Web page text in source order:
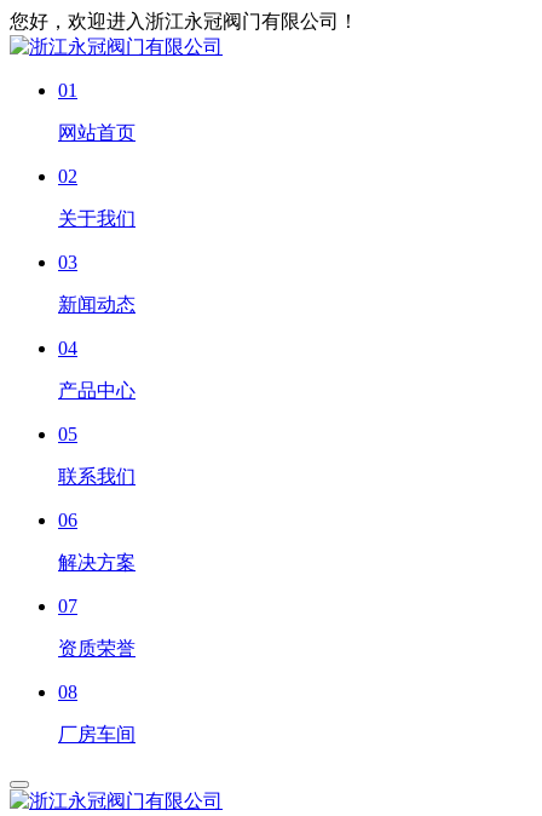
您好，欢迎进入浙江永冠阀门有限公司！
01
网站首页
02
关于我们
03
新闻动态
04
产品中心
05
联系我们
06
解决方案
07
资质荣誉
08
厂房车间